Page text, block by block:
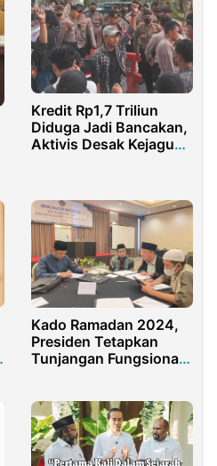
Kredit Rp1,7 Triliun
Diduga Jadi Bancakan,
Aktivis Desak Kejagung
Kado Ramadan 2024,
Presiden Tetapkan
Tunjangan Fungsional